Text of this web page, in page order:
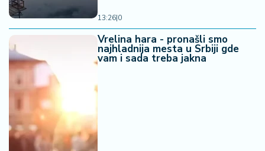
13:26|0
Vrelina hara - pronašli smo
najhladnija mesta u Srbiji gde
vam i sada treba jakna